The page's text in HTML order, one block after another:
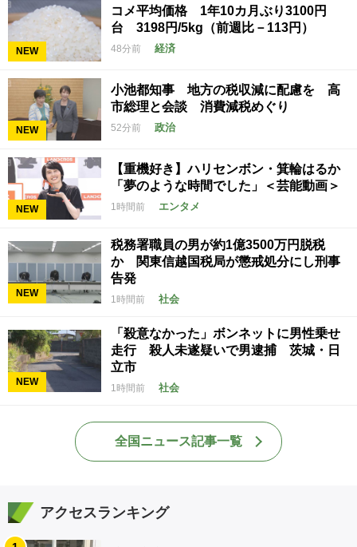
NEW
コメ平均価格 1年10カ月ぶり3100円
台 3198円/5kg（前週比－113円）
48分前 経済
NEW
小池都知事 地方の税収減に配慮を 高
市総理と会談 消費減税めぐり
52分前 政治
NEW
【重機好き】ハリセンボン・箕輪はるか
「夢のような時間でした」＜芸能動画＞
1時間前 エンタメ
NEW
税務署職員の男が約1億3500万円脱税
か 関東信越国税局が懲戒処分にし刑事
告発
1時間前 社会
NEW
「殺意なかった」ボンネットに男性乗せ
走行 殺人未遂疑いで男逮捕 茨城・日
立市
1時間前 社会
全国ニュース記事一覧
アクセスランキング